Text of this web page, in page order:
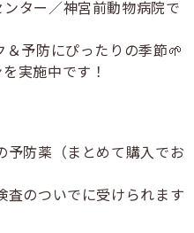
ター／神宮前動物病院で
予防にぴったりの季節🌱
実施中です！
防薬（まとめて購入でお
のついでに受けられます